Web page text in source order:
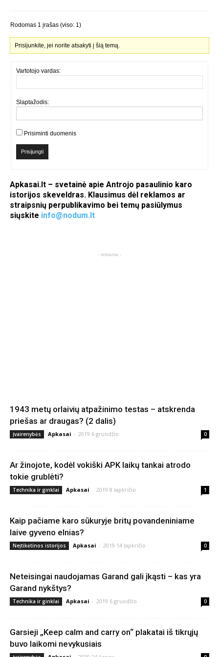
Rodomas 1 įrašas (viso: 1)
Prisijunkite, jei norite atsakyti į šią temą.
Vartotojo vardas:
Slaptažodis:
Prisiminti duomenis
Prisijungti
Apkasai.lt – svetainė apie Antrojo pasaulinio karo
istorijos skeveldras. Klausimus dėl reklamos ar
straipsnių perpublikavimo bei temų pasiūlymus
siųskite info@nodum.lt
- reklama -
1943 metų orlaivių atpažinimo testas – atskrenda
priešas ar draugas? (2 dalis)
Įvairenybės Apkasai - 2019 6 gruodžio 0
Ar žinojote, kodėl vokiški APK laikų tankai atrodo
tokie grublėti?
Technika ir ginklai Apkasai - 2019 8 lapkričio 1
Kaip pačiame karo sūkuryje britų povandeniniame
laive gyveno elnias?
Neįtikėtinos istorijos Apkasai - 2019 14 lapkričio 0
Neteisingai naudojamas Garand gali įkąsti – kas yra
Garand nykštys?
Technika ir ginklai Apkasai - 2019 6 gruodžio 0
Garsieji „Keep calm and carry on“ plakatai iš tikrųjų
buvo laikomi nevykusiais